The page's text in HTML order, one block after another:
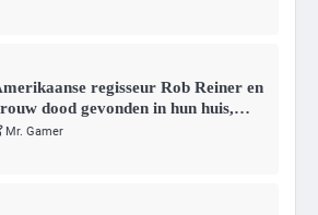
regisseur Rob Reiner en
dood gevonden in hun huis,
zoon hoofdverdachte
Mr. Gamer